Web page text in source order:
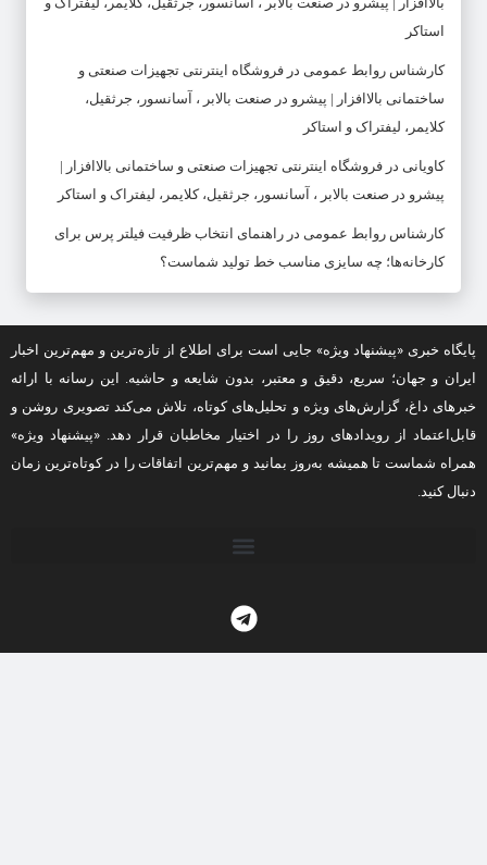
استاکر
کارشناس روابط عمومی در فروشگاه اینترنتی تجهیزات صنعتی و
ساختمانی بالاافزار | پیشرو در صنعت بالابر ، آسانسور، جرثقیل،
کلایمر، لیفتراک و استاکر
کاویانی در فروشگاه اینترنتی تجهیزات صنعتی و ساختمانی بالاافزار |
پیشرو در صنعت بالابر ، آسانسور، جرثقیل، کلایمر، لیفتراک و استاکر
کارشناس روابط عمومی در راهنمای انتخاب ظرفیت فیلتر پرس برای
کارخانه‌ها؛ چه سایزی مناسب خط تولید شماست؟
پایگاه خبری «پیشنهاد ویژه» جایی است برای اطلاع از تازه‌ترین و مهم‌ترین اخبار
ایران و جهان؛ سریع، دقیق و معتبر، بدون شایعه و حاشیه. این رسانه با ارائه
خبرهای داغ، گزارش‌های ویژه و تحلیل‌های کوتاه، تلاش می‌کند تصویری روشن و
قابل‌اعتماد از رویدادهای روز را در اختیار مخاطبان قرار دهد. «پیشنهاد ویژه»
همراه شماست تا همیشه به‌روز بمانید و مهم‌ترین اتفاقات را در کوتاه‌ترین زمان
دنبال کنید.